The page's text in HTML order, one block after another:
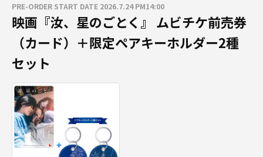
PRE-ORDER START DATE 2026.7.24 PM14:00
映画『汝、星のごとく』 ムビチケ前売券
（カード）＋限定ペアキーホルダー2種
セット